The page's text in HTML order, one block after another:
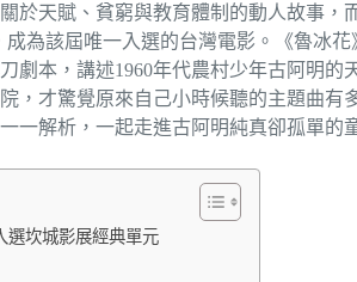
於天賦、貧窮與教育體制的動人故事，
成為該屆唯一入選的台灣電影。《魯冰
劇本，講述1960年代農村少年古阿明的
，才驚覺原來自己小時候聽的主題曲有
一解析，一起走進古阿明純真卻孤單的
選坎城影展經典單元